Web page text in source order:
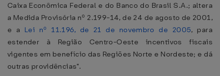
Caixa Econômica Federal e do Banco do Brasil S.A.; altera
a Medida Provisória nº 2.199-14, de 24 de agosto de 2001,
e a Lei nº 11.196, de 21 de novembro de 2005, para
estender à Região Centro-Oeste incentivos fiscais
vigentes em benefício das Regiões Norte e Nordeste; e dá
outras providências".